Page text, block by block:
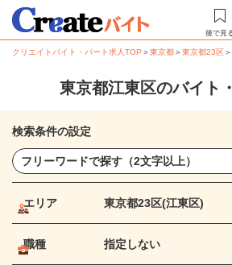
後で見
クリエイトバイト・パート求人TOP ＞東京都＞東京都23区＞
東京都江東区のバイト
検索条件の設定
エリア 東京都23区(江東区)
職種 指定しない